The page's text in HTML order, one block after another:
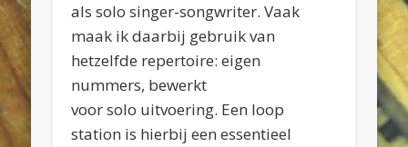
als solo singer-songwriter. Vaak
maak ik daarbij gebruik van
hetzelfde repertoire: eigen
nummers, bewerkt
voor solo uitvoering. Een loop
station is hierbij een essentieel